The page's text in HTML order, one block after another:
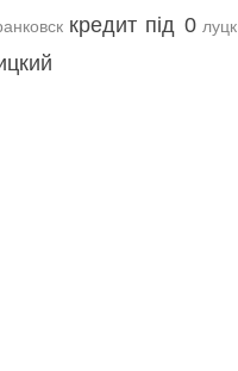
кредит під 0 луцк